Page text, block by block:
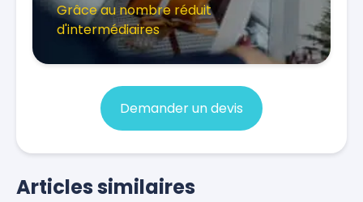
Grâce au nombre réduit
d'intermédiaires
Demander un devis
Articles similaires